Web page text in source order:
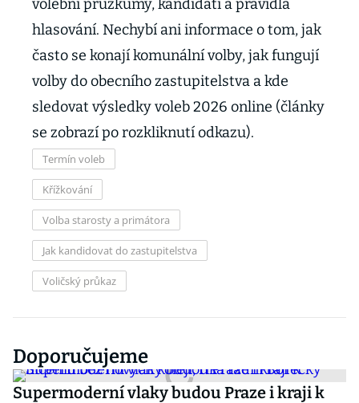
volební průzkumy, kandidáti a pravidla
hlasování. Nechybí ani informace o tom, jak
často se konají komunální volby, jak fungují
volby do obecního zastupitelstva a kde
sledovat výsledky voleb 2026 online (články
se zobrazí po rozkliknutí odkazu).
Termín voleb
Křížkování
Volba starosty a primátora
Jak kandidovat do zastupitelstva
Voličský průkaz
Doporučujeme
Supermoderní vlaky budou Praze i kraji k